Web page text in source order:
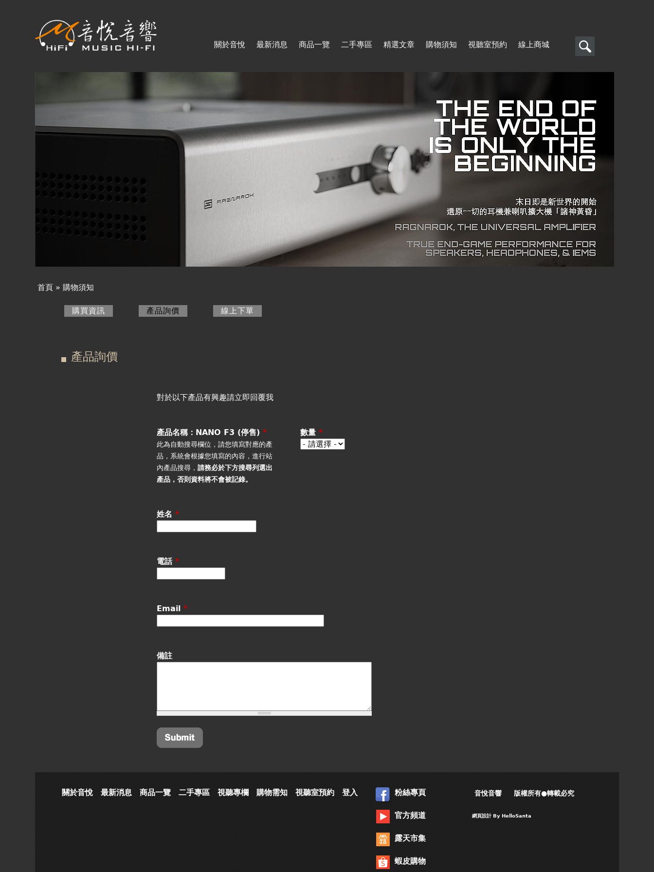
關於音悅 最新消息 商品一覽 二手專區 精選文章 購物須知 視聽室預約 線上商城
搜
表
單
搜
尋
商品一覽
二手專區
產品詢價
視聽室預約
首頁 » 購物須知
購買資訊 產品詢價 (作用中頁籤)線上下單
產品詢價
對於以下產品有興趣請立即回覆我
產品名稱：NANO F3 (停售)*
此為自動搜尋欄位，請您填寫對應的產
品，系統會根據您填寫的內容，進行站
內產品搜尋，請務必於下方搜尋列選出
產品 ，否則資料將不會被記錄。
數量 *
姓名*
電話*
Email*
備註
關於音悅 最新消息 商品一覽 二手專區 視聽專欄 購物需知 視聽室預約 登入 粉絲專頁
官方頻道
露天市集
蝦皮購物
音悅音響 版權所有●轉載必究
網頁設計By HelloSanta